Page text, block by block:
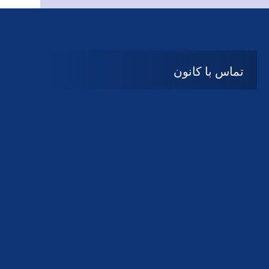
تماس با کانون